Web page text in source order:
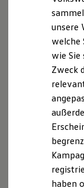
Kosten
E-
Marke und
R-
Mehr zum
unsere
welche
wie Sie
Zweck
haben